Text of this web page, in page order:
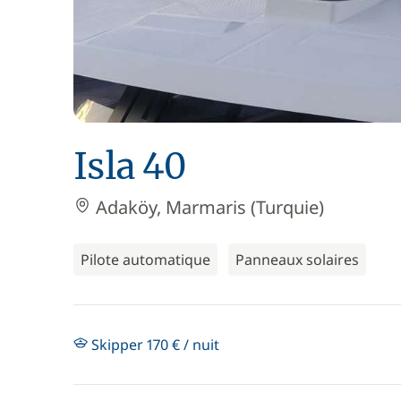
Isla 40
Adaköy, Marmaris (Turquie)
Pilote automatique Panneaux solaires
Skipper 170 € / nuit